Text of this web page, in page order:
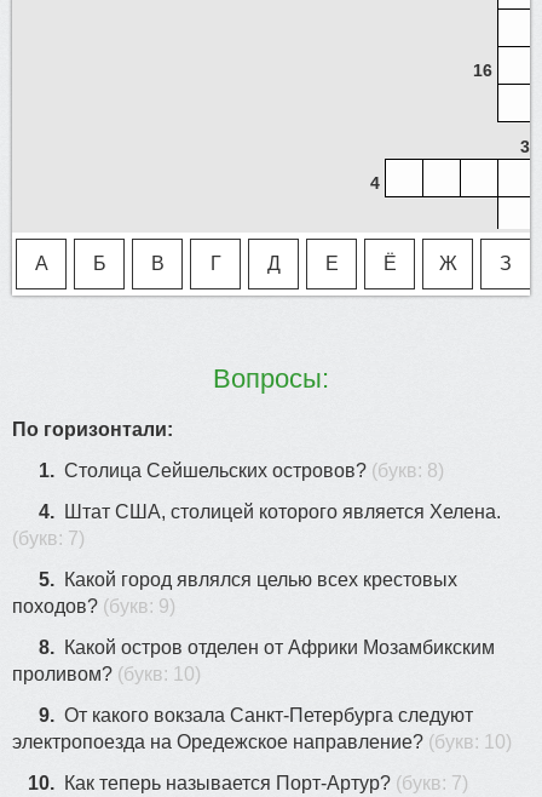
А Б В Г Д Е Ё Ж З
16
3
4
1
13
14
Вопросы:
По горизонтали:
1. Столица Сейшельских островов? (букв: 8)
4.
Штат США, столицей которого является Хелена.
(букв: 7)
5. Какой город являлся целью всех крестовых
походов? (букв: 9)
8. Какой остров отделен от Африки Мозамбикским
проливом? (букв: 10)
9. От какого вокзала Санкт-Петербурга следуют
электропоезда на Оредежское направление? (букв: 10)
10. Как теперь называется Порт-Артур? (букв: 7)